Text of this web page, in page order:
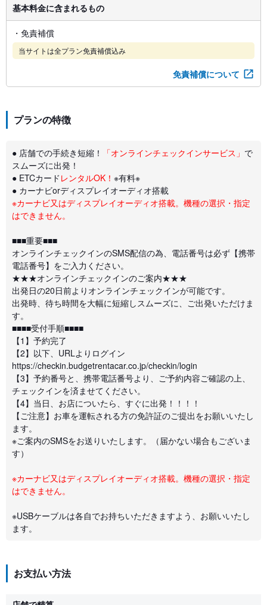
基本料金に含まれるもの
・免責補償
当サイトは全プラン免責補償込み
免責補償について
プランの特徴
● 店舗での手続き短縮！ 「オンラインチェックインサービス」 で
スムーズに出発！
● ETCカード レンタルOK！ ※有料※
● カーナビorディスプレイオーディオ搭載
※カーナビ又はディスプレイオーディオ搭載。機種の選択・指定
はできません。
■■■重要■■■
オンラインチェックインのSMS配信の為、電話番号は必ず【携帯
電話番号】をご入力ください。
★★★オンラインチェックインのご案内★★★
出発日の20日前よりオンラインチェックインが可能です。
出発時、待ち時間を大幅に短縮しスムーズに、ご出発いただけま
す。
■■■■受付手順■■■■
【1】予約完了
【2】以下、URLよりログイン
https://checkin.budgetrentacar.co.jp/checkin/login
【3】予約番号と、携帯電話番号より、ご予約内容ご確認の上、
チェックインを済ませてください。
【4】当日、お店についたら、すぐに出発！！！！
【ご注意】お車を運転される方の免許証のご提出をお願いいたし
ます。
※ご案内のSMSをお送りいたします。（届かない場合もございま
す）
※カーナビ又はディスプレイオーディオ搭載。機種の選択・指定
はできません。
※USBケーブルは各自でお持ちいただきますよう、お願いいたし
ます。
お支払い方法